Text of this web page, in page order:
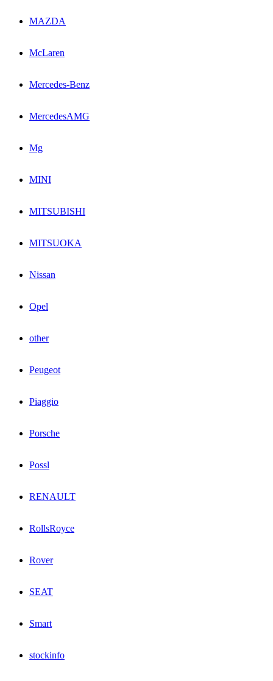
MAZDA
McLaren
Mercedes-Benz
MercedesAMG
Mg
MINI
MITSUBISHI
MITSUOKA
Nissan
Opel
other
Peugeot
Piaggio
Porsche
Possl
RENAULT
RollsRoyce
Rover
SEAT
Smart
stockinfo